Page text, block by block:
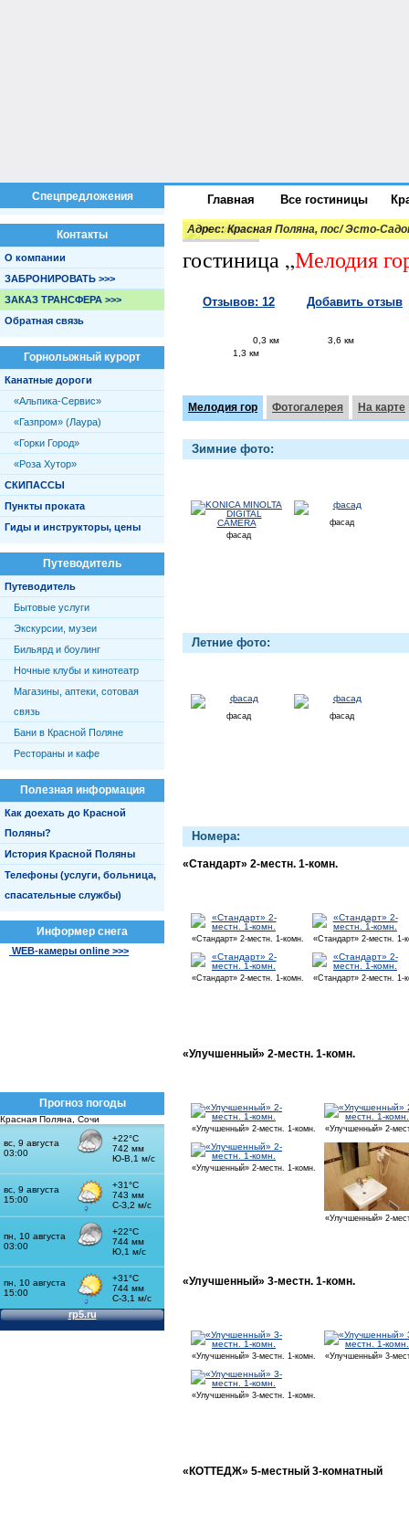
Главная Все гостиницы
Спецпредложения
Контакты
О компании
ЗАБРОНИРОВАТЬ >>>
ЗАКАЗ ТРАНСФЕРА >>>
Обратная связь
Горнолыжный курорт
Канатные дороги
«Альпика-Сервис»
«Газпром» (Лаура)
«Горки Город»
«Роза Хутор»
СКИПАССЫ
Пункты проката
Гиды и инструкторы, цены
Путеводитель
Путеводитель
Бытовые услуги
Экскурсии, музеи
Бильярд и боулинг
Ночные клубы и кинотеатр
Магазины, аптеки, сотовая
связь
Бани в Красной Поляне
Рестораны и кафе
Полезная информация
Как доехать до Красной
Поляны?
История Красной Поляны
Телефоны (услуги, больница,
спасательные службы)
Информер снега
WEB-камеры online >>>
Прогноз погоды
Красная Поляна, Сочи
Адрес:Красная Поляна, пос/ Эсто-
гостиница „Мелодия
Отзывов: 12 Добавить отзыв
0,3 км
3,6 км
1,3 км
Мелодия гор Фотогалерея На карте
Зимние фото:
фасад
фасад
Летние фото:
фасад фасад
Номера:
«Стандарт» 2-местн. 1-комн.
«Стандарт» 2-местн. 1-комн. «Стандарт» 2-местн. 1-
«Стандарт» 2-местн. 1-комн. «Стандарт» 2-местн. 1-
«Улучшенный» 2-местн. 1-комн.
«Улучшенный» 2-местн. 1-комн. «Улучшенный» 2-
«Улучшенный» 2-местн. 1-комн.
«Улучшенный» 2-
«Улучшенный» 3-местн. 1-комн.
«Улучшенный» 3-местн. 1-комн. «Улучшенный» 3-
«Улучшенный» 3-местн. 1-комн.
«КОТТЕДЖ» 5-местный 3-комнатный